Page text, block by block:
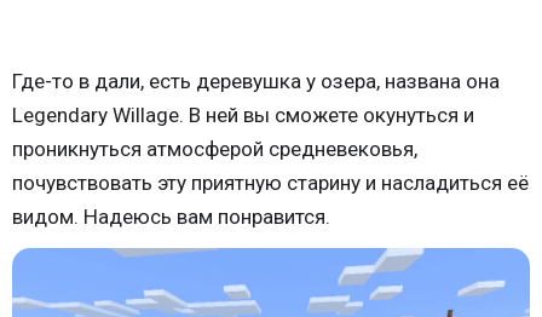
Где-то в дали, есть деревушка у озера, названа она
Legendary Willage. В ней вы сможете окунуться и
проникнуться атмосферой средневековья,
почувствовать эту приятную старину и насладиться её
видом. Надеюсь вам понравится.